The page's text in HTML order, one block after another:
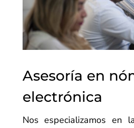
Asesoría en
electrónica
Nos especializamos en